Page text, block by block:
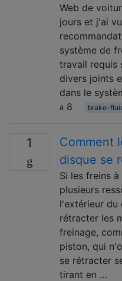
Web de
jours et j'ai
système de
travail requis
divers joints
dans le
8
brake-
1
Comment
disque se
Si les freins
plusieurs
l'extérieur du
rétracter les
freinage,
piston, qui
se rétracter
tirant en …